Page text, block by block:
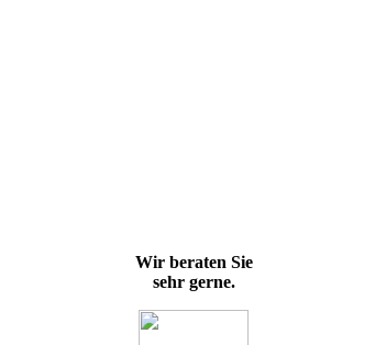
Wir beraten Sie
sehr gerne.